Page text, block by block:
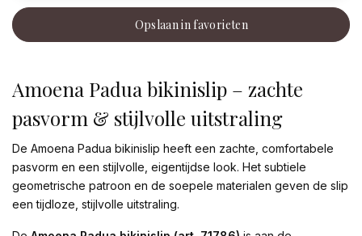
Opslaan in favorieten
Amoena Padua bikinislip – zachte
pasvorm & stijlvolle uitstraling
De Amoena Padua bikinislip heeft een zachte, comfortabele
pasvorm en een stijlvolle, eigentijdse look. Het subtiele
geometrische patroon en de soepele materialen geven de slip
een tijdloze, stijlvolle uitstraling.